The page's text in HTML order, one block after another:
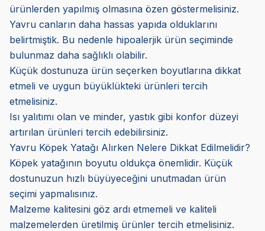
ürünlerden yapılmış olmasına özen göstermelisiniz.
Yavru canların daha hassas yapıda olduklarını
belirtmiştik. Bu nedenle hipoalerjik ürün seçiminde
bulunmaz daha sağlıklı olabilir.
Küçük dostunuza ürün seçerken boyutlarına dikkat
etmeli ve uygun büyüklükteki ürünleri tercih
etmelisiniz.
Isı yalıtımı olan ve minder, yastık gibi konfor düzeyi
artırılan ürünleri tercih edebilirsiniz.
Yavru Köpek Yatağı Alırken Nelere Dikkat Edilmelidir?
Köpek yatağının boyutu oldukça önemlidir. Küçük
dostunuzun hızlı büyüyeceğini unutmadan ürün
seçimi yapmalısınız.
Malzeme kalitesini göz ardı etmemeli ve kaliteli
malzemelerden üretilmiş ürünler tercih etmelisiniz.